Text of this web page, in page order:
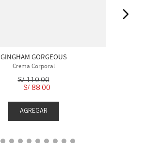
GINGHAM GORGEOUS
Crema Corporal
S/ 110.00
S/ 88.00
AGREGAR